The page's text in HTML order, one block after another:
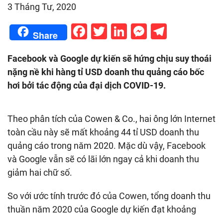
3 Tháng Tư, 2020
Share Facebook
Twitter
LinkedIn
Facebook và Google dự kiến sẽ hứng chịu suy thoái
nặng nề khi hàng tỉ USD doanh thu quảng cáo bốc
hơi bởi tác động của đại dịch COVID-19.
Theo phân tích của Cowen & Co., hai ông lớn Internet
toàn cầu này sẽ mất khoảng 44 tỉ USD doanh thu
quảng cáo trong năm 2020. Mặc dù vậy, Facebook
và Google vẫn sẽ có lãi lớn ngay cả khi doanh thu
giảm hai chữ số.
So với ước tính trước đó của Cowen, tổng doanh thu
thuần năm 2020 của Google dự kiến đạt khoảng